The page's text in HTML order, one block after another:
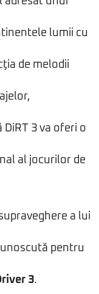
lumii cu
de melodii
3 va oferi o
al jocurilor de
a lui
pentru
3.